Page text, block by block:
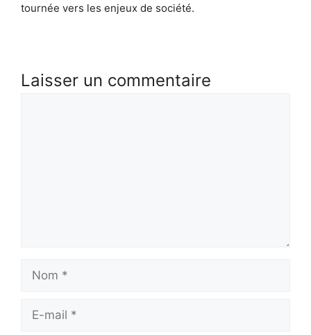
tournée vers les enjeux de société.
Laisser un commentaire
mail